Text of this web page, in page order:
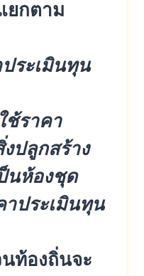
ยกตาม
ระเมินทุน
ช้ราคา
ปลูกสร้าง
นห้องชุด
ประเมินทุน
ท้องถิ่นจะ